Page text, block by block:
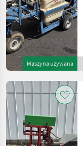
Maszyna używana